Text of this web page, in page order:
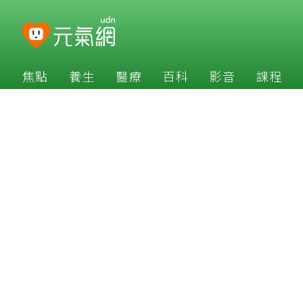
焦點 養生 醫療 百科 影音 課程